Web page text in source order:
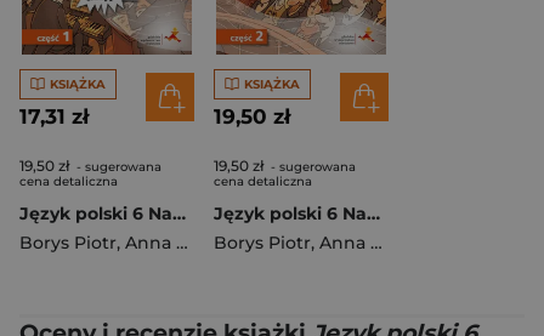
KSIĄŻKA
17,31 zł
19,50 zł - sugerowana
cena detaliczna
Język polski 6 Nauka o języku Część 1 Szkoła podstawowa
Borys Piotr, Anna Halasz
KSIĄŻKA
19,50 zł
19,50 zł - sugerowana
cena detaliczna
Język polski 6 Nauka o języku Część 2 Szkoła podstawowa
Borys Piotr, Anna Halasz